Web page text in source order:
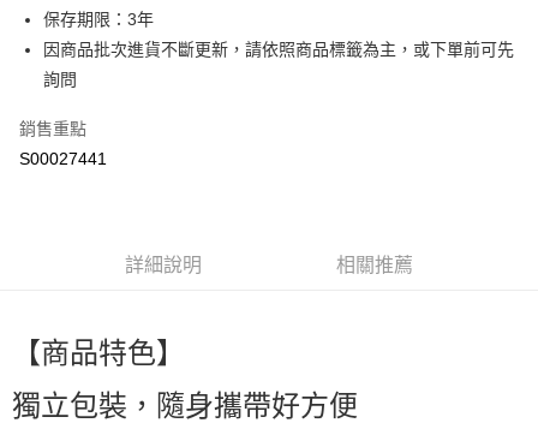
運送方式
宅配
保存期限：3年
因商品批次進貨不斷更新，請依照商品標籤為主，或下單前可先
詢問
銷售重點
S00027441
詳細說明 相關推薦
【商品特色】
獨立包裝，隨身攜帶好方便